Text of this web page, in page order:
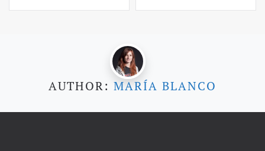
AUTHOR: MARÍA BLANCO